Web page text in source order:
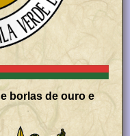
borlas de ouro e